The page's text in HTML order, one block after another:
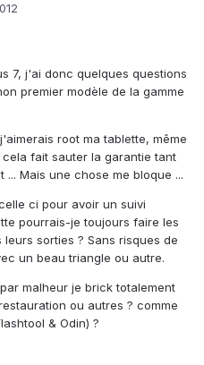
7, j'ai donc quelques questions
premier modèle de la gamme
root ma tablette, même
fait sauter la garantie tant
Mais une chose me bloque ...
ci pour avoir un suivi
pourrais-je toujours faire les
sorties ? Sans risques de
un beau triangle ou autre.
malheur je brick totalement
ou autres ? comme
& Odin) ?